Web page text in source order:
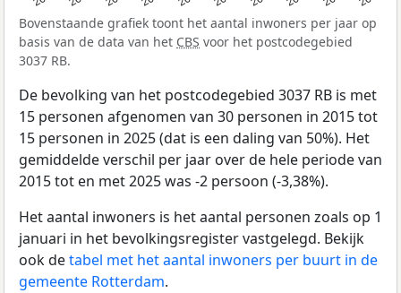
Bovenstaande grafiek toont het aantal inwoners per jaar op
basis van de data van het CBS voor het postcodegebied
3037 RB.
De bevolking van het postcodegebied 3037 RB is met
15 personen afgenomen van 30 personen in 2015 tot
15 personen in 2025 (dat is een daling van 50%). Het
gemiddelde verschil per jaar over de hele periode van
2015 tot en met 2025 was -2 persoon (-3,38%).
Het aantal inwoners is het aantal personen zoals op 1
januari in het bevolkingsregister vastgelegd. Bekijk
ook detabel met het aantal inwoners per buurt in de
gemeente Rotterdam.